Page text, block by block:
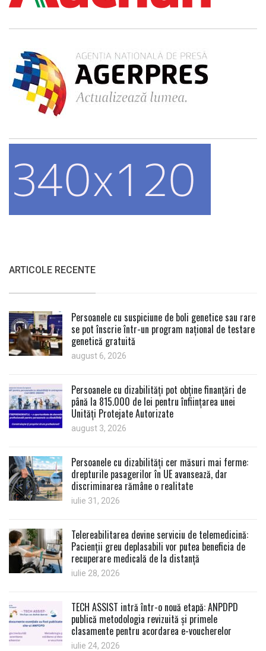
ARTICOLE RECENTE
Persoanele cu suspiciune de boli genetice sau rare
se pot înscrie într-un program național de testare
genetică gratuită
august 6, 2026
Persoanele cu dizabilități pot obține finanțări de
până la 815.000 de lei pentru înființarea unei
Unități Protejate Autorizate
august 3, 2026
Persoanele cu dizabilități cer măsuri mai ferme:
drepturile pasagerilor în UE avansează, dar
discriminarea rămâne o realitate
iulie 31, 2026
Telereabilitarea devine serviciu de telemedicină:
Pacienții greu deplasabili vor putea beneficia de
recuperare medicală de la distanță
iulie 28, 2026
TECH ASSIST intră într-o nouă etapă: ANPDPD
publică metodologia revizuită și primele
clasamente pentru acordarea e-voucherelor
iulie 24, 2026